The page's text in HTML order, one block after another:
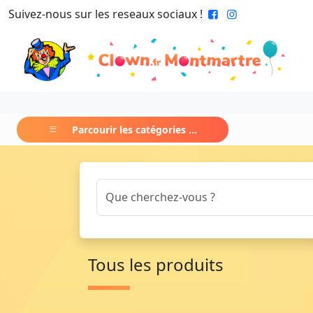
Suivez-nous sur les reseaux sociaux !
Parcourir les catégories ...
Tous les produits